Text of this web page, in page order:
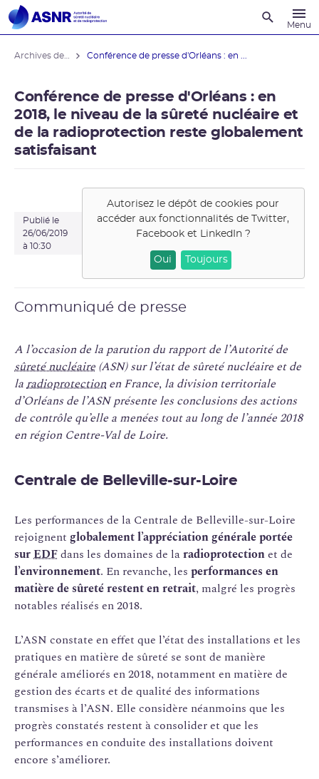
Menu
Conférence de presse d'Orléans : en ...
Conférence de presse d'Orléans : en
2018, le niveau de la sûreté nucléaire et
de la radioprotection reste globalement
satisfaisant
Publié le
26/06/2019
à 10:30
Autorisez le dépôt de cookies pour
accéder aux fonctionnalités deTwitter,
Facebook et LinkedIn?
Oui Toujours
Communiqué de presse
A l’occasion de la parution du rapport de l’Autorité de
sûreté nucléaire (ASN) sur l’état de sûreté nucléaire et de
laradioprotection en France, la division territoriale
d’Orléans de l’ASN présente les conclusions des actions
de contrôle qu’elle a menées tout au long de l’année 2018
en région Centre-Val de Loire.
Centrale de Belleville-sur-Loire
Les performances de la Centrale de Belleville-sur-Loire
rejoignent globalement l’appréciation générale portée
surEDFdans les domaines de laradioprotectionet de
l’environnement. En revanche, les performances en
matière de sûreté restent en retrait, malgré les progrès
notables réalisés en 2018.
L’ASN constate en effet que l’état des installations et les
pratiques en matière de sûreté se sont de manière
générale améliorés en 2018, notamment en matière de
gestion des écarts et de qualité des informations
transmises à l’ASN. Elle considère néanmoins que les
progrès constatés restent à consolider et que les
performances en conduite des installations doivent
encore s’améliorer.